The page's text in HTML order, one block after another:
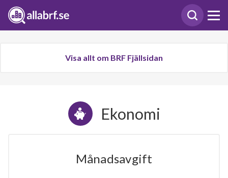
Visa allt om BRF Fjällsidan
Ekonomi
Månadsavgift